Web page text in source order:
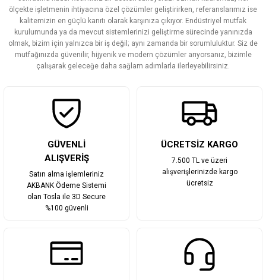
Ürün açıklamasında eksik bilgiler bulunuyor.
Ürün bilgilerinde hatalar bulunuyor.
Ürün fiyatı diğer sitelerden daha pahalı.
Bu ürüne benzer farklı alternatifler olmalı.
ölçekte işletmenin ihtiyacına özel çözümler geliştirirken, referanslarımız ise
kalitemizin en güçlü kanıtı olarak karşınıza çıkıyor. Endüstriyel mutfak
kurulumunda ya da mevcut sistemlerinizi geliştirme sürecinde yanınızda
olmak, bizim için yalnızca bir iş değil; aynı zamanda bir sorumluluktur. Siz de
mutfağınızda güvenilir, hijyenik ve modern çözümler arıyorsanız, bizimle
çalışarak geleceğe daha sağlam adımlarla ilerleyebilirsiniz.
GÜVENLİ
ALIŞVERİŞ
Satın alma işlemleriniz
AKBANK Ödeme Sistemi
olan Tosla ile 3D Secure
%100 güvenli
ÜCRETSİZ KARGO
7.500 TL ve üzeri
alışverişlerinizde kargo
ücretsiz